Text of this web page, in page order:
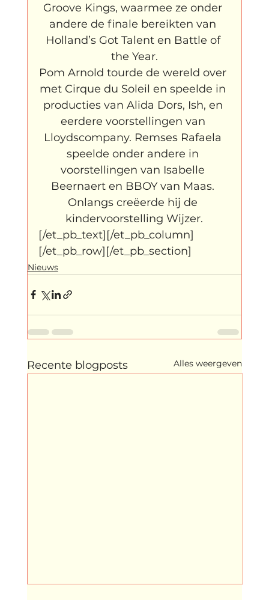
Groove Kings, waarmee ze onder
andere de finale bereikten van
Holland’s Got Talent en Battle of
the Year.
Pom Arnold tourde de wereld over
met Cirque du Soleil en speelde in
producties van Alida Dors, Ish, en
eerdere voorstellingen van
Lloydscompany. Remses Rafaela
speelde onder andere in
voorstellingen van Isabelle
Beernaert en BBOY van Maas.
Onlangs creëerde hij de
kindervoorstelling Wijzer.
[/et_pb_text][/et_pb_column]
[/et_pb_row][/et_pb_section]
Nieuws
Recente blogposts Alles weergeven